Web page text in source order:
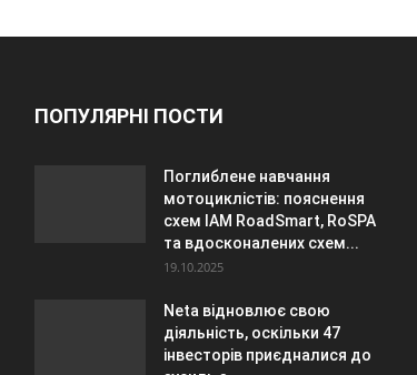
ПОПУЛЯРНІ ПОСТИ
Поглиблене навчання
мотоциклістів: пояснення
схем IAM RoadSmart, RoSPA
та вдосконалених схем...
19.10.2025
Neta відновлює свою
діяльність, оскільки 47
інвесторів приєдналися до